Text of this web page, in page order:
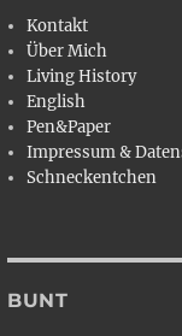
Kontakt
Über Mich
Living History
English
Pen&Paper
Impressum &
Schneckentchen
BUNT